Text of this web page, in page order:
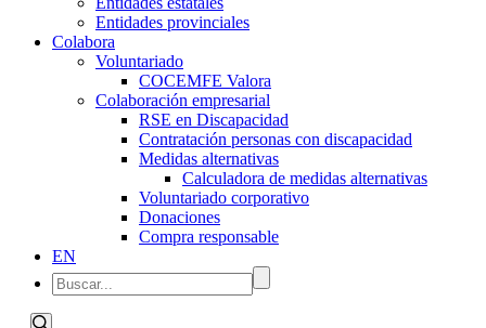
Entidades provinciales
Colabora
Voluntariado
COCEMFE Valora
Colaboración empresarial
RSE en Discapacidad
Contratación personas con discapacidad
Medidas alternativas
Calculadora de medidas alternativas
Voluntariado corporativo
Donaciones
Compra responsable
EN